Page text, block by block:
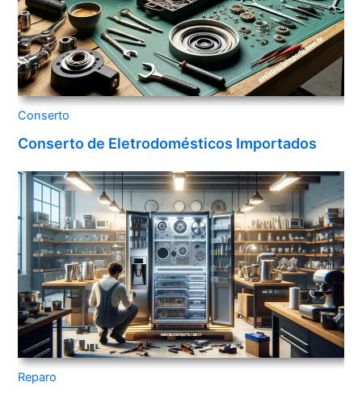
Conserto
Conserto de Eletrodomésticos Importados
Reparo